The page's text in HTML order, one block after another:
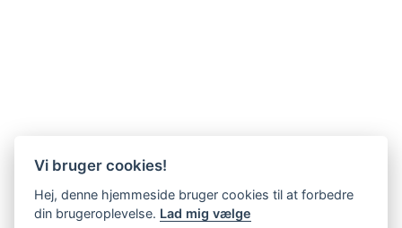
Vi bruger cookies!
Hej, denne hjemmeside bruger cookies til at forbedre
din brugeroplevelse. Lad mig vælge